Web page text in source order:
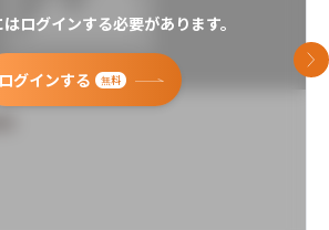
ログインする必要があります。
ログインする 無料
次